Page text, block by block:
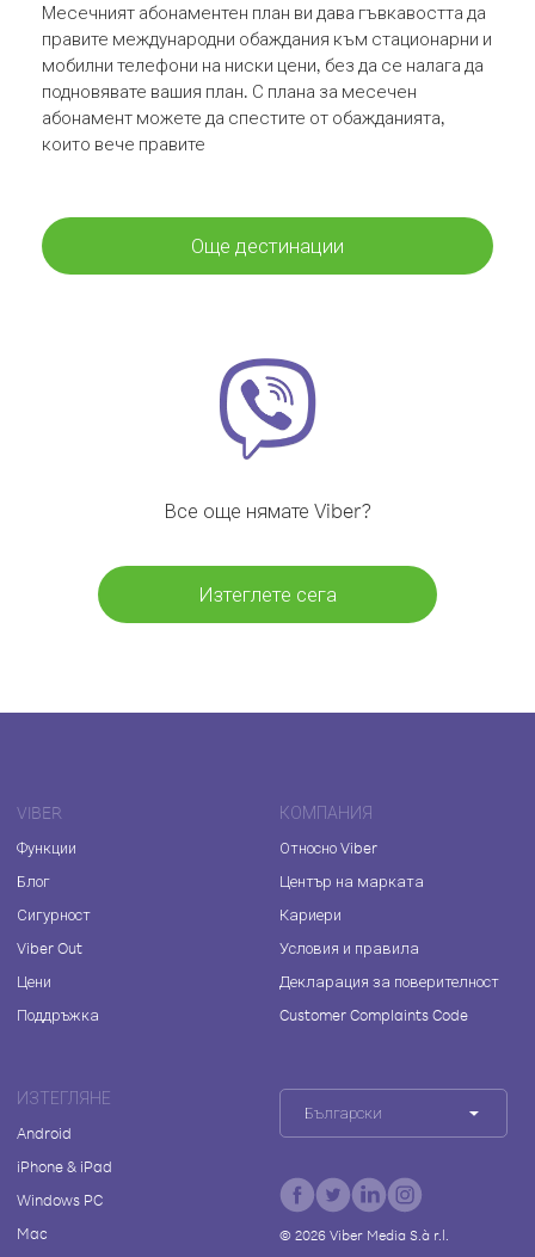
Месечният абонаментен план ви дава гъвкавостта да
правите международни обаждания към стационарни и
мобилни телефони на ниски цени, без да се налага да
подновявате вашия план. С плана за месечен
абонамент можете да спестите от обажданията,
които вече правите
Още дестинации
Все още нямате Viber?
Изтеглете сега
VIBER
Функции
Блог
Сигурност
Viber Out
Цени
Поддръжка
КОМПАНИЯ
Относно Viber
Център на марката
Кариери
Условия и правила
Декларация за поверителност
Customer Complaints Code
ИЗТЕГЛЯНЕ
Android
iPhone & iPad
Windows PC
Mac
Български
© 2026Viber Media S.à r.l.